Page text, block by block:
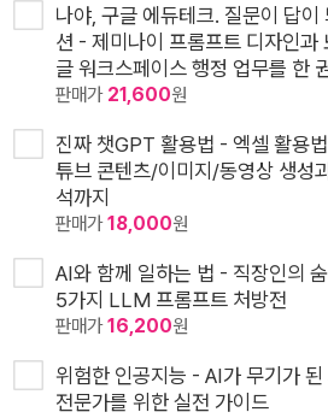
나야, 구글 에듀테크. 질문이 답
션 - 제미나이 프롬프트 디자인
글 워크스페이스 행정 업무를 한
판매가 21,600원
진짜 챗GPT 활용법 - 엑셀 활용
튜브 콘텐츠/이미지/동영상 생성
석까지
판매가18,000원
AI와 함께 일하는 법 - 직장인의
5가지 LLM 프롬프트 처방전
판매가16,200원
위험한 인공지능 - AI가 무기가
전문가를 위한 실전 가이드